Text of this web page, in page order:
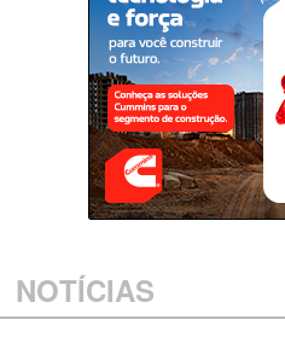
NOTÍCIAS